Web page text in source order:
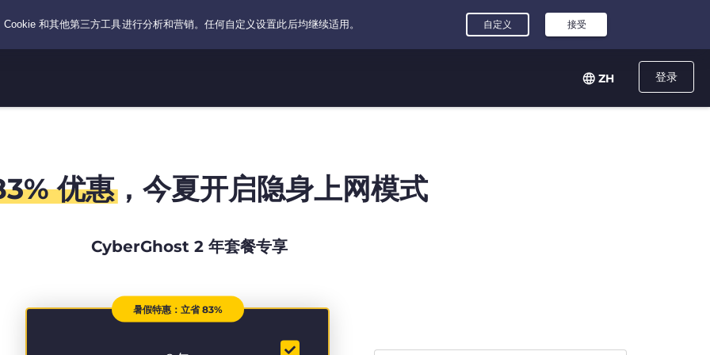
登录
ZH
优惠，今夏开启隐身上网模式
CyberGhost 2 年套餐专享
暑假特惠：立省 83%